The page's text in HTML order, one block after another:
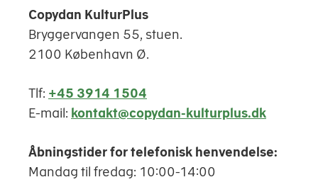
Copydan KulturPlus
Bryggervangen 55, stuen.
2100 København Ø.
Tlf: +45 3914 1504
E-mail: kontakt@copydan-kulturplus.dk
Åbningstider for telefonisk henvendelse:
Mandag til fredag: 10:00-14:00